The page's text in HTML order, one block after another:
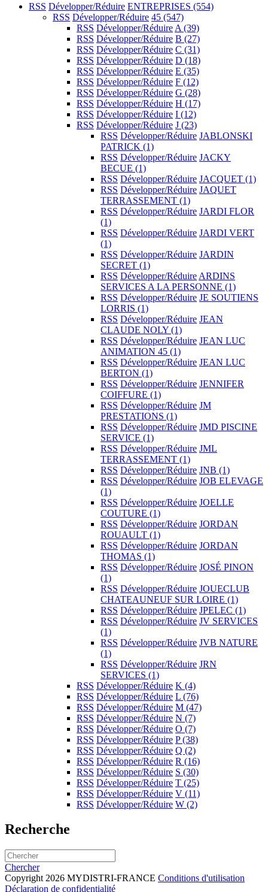
RSS Développer/Réduire ENTREPRISES (554)
RSS Développer/Réduire 45 (547)
RSS Développer/Réduire A (39)
RSS Développer/Réduire B (27)
RSS Développer/Réduire C (31)
RSS Développer/Réduire D (18)
RSS Développer/Réduire E (35)
RSS Développer/Réduire F (12)
RSS Développer/Réduire G (28)
RSS Développer/Réduire H (17)
RSS Développer/Réduire I (12)
RSS Développer/Réduire J (23)
RSS Développer/Réduire JABLONSKI
PATRICK (1)
RSS Développer/Réduire JACKY
BECUE (1)
RSS Développer/Réduire JACQUET (1)
RSS Développer/Réduire JAQUET
TERRASSEMENT (1)
RSS Développer/Réduire JARDI FLOR
(1)
RSS Développer/Réduire JARDI VERT
(1)
RSS Développer/Réduire JARDIN
SECRET (1)
RSS Développer/Réduire ARDINS
SERVICES A LA PERSONNE (1)
RSS Développer/Réduire JE SOUTIENS
LORRIS (1)
RSS Développer/Réduire JEAN
CLAUDE NOLY (1)
RSS Développer/Réduire JEAN LUC
ANIMATION 45 (1)
RSS Développer/Réduire JEAN LUC
BERTON (1)
RSS Développer/Réduire JENNIFER
COIFFURE (1)
RSS Développer/Réduire JM
PRESTATIONS (1)
RSS Développer/Réduire JMD PISCINE
SERVICE (1)
RSS Développer/Réduire JML
TERRASSEMENT (1)
RSS Développer/Réduire JNB (1)
RSS Développer/Réduire JOB ELEVAGE
(1)
RSS Développer/Réduire JOELLE
COUTURE (1)
RSS Développer/Réduire JORDAN
ROUAULT (1)
RSS Développer/Réduire JORDAN
THOMAS (1)
RSS Développer/Réduire JOSÉ PINON
(1)
RSS Développer/Réduire JOUECLUB
CHATEAUNEUF SUR LOIRE (1)
RSS Développer/Réduire JPELEC (1)
RSS Développer/Réduire JV SERVICES
(1)
RSS Développer/Réduire JVB NATURE
(1)
RSS Développer/Réduire JRN
SERVICES (1)
RSS Développer/Réduire K (4)
RSS Développer/Réduire L (76)
RSS Développer/Réduire M (47)
RSS Développer/Réduire N (7)
RSS Développer/Réduire O (7)
RSS Développer/Réduire P(38)
RSS Développer/Réduire Q (2)
RSS Développer/Réduire R (16)
RSS Développer/Réduire S (30)
RSS Développer/Réduire T (25)
RSS Développer/Réduire V (11)
RSS Développer/Réduire W (2)
Recherche
Chercher
Copyright 2026 MYDISTRI-FRANCE Conditions d'utilisation
Déclaration de confidentialité